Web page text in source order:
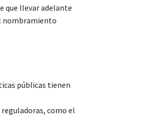
que llevar adelante
nombramiento
públicas tienen
como el